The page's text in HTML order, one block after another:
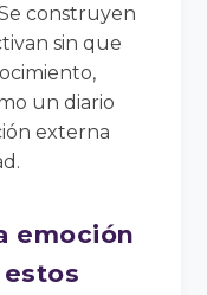
construyen
sin que
un diario
externa
emoción